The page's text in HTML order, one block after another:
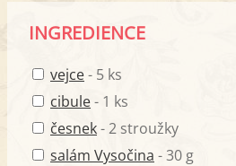
INGREDIENCE
vejce- 5 ks
cibule- 1 ks
česnek- 2 stroužky
salám Vysočina - 30 g